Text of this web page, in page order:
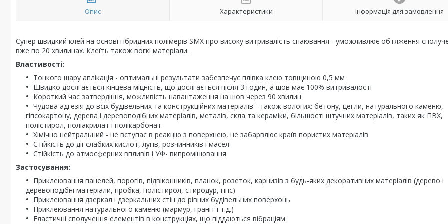
Опис Характеристики Інформація для замовлення
Супер швидкий клей на основі гібридних полімерів SMX про високу витривалість спаювання - уможливлює обтяження
вже по 20 хвилинах. Клеїть також вогкі матеріали.
Властивості:
Тонкого шару аплікація - оптимальні результати забезпечує плівка клею товщиною 0,5 мм
Швидко досягається кінцева міцність, що досягається після 3 годин, а шов має 100% витривалості
Короткий час затвердіння, можливість навантаження на шов через 90 хвилин
Чудова адгезія до всіх будівельних та конструкційних матеріалів - також вологих: бетону, цегли, натурального каменю,
гіпсокартону, дерева і деревоподібних матеріалів, металів, скла та кераміки, більшості штучних матеріалів, таких як ПВХ,
полістирол, поліакрилат і полікарбонат
Xімічно нейтральний - не вступає в реакцію з поверхнею, не забарвлює країв пористих матеріалів
Стійкість до дії слабких кислот, лугів, розчинників і масел
Стійкість до атмосферних впливів і УФ- випромінювання
Застосування:
Приклеювання панелей, порогів, підвіконників, планок, розеток, карнизів з будь-яких декоративних матеріалів (дерево і
деревоподібні матеріали, пробка, полістирол, стиродур, гіпс)
Приклеювання дзеркал і дзеркальних стін до рівних будівельних поверхонь
Приклеювання натурального каменю (мармур, граніт і т.д.)
Еластичні сполучення елементів в конструкціях, що піддаються вібраціям